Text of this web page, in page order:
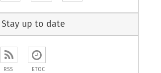
Stay up to date
RSS ETOC